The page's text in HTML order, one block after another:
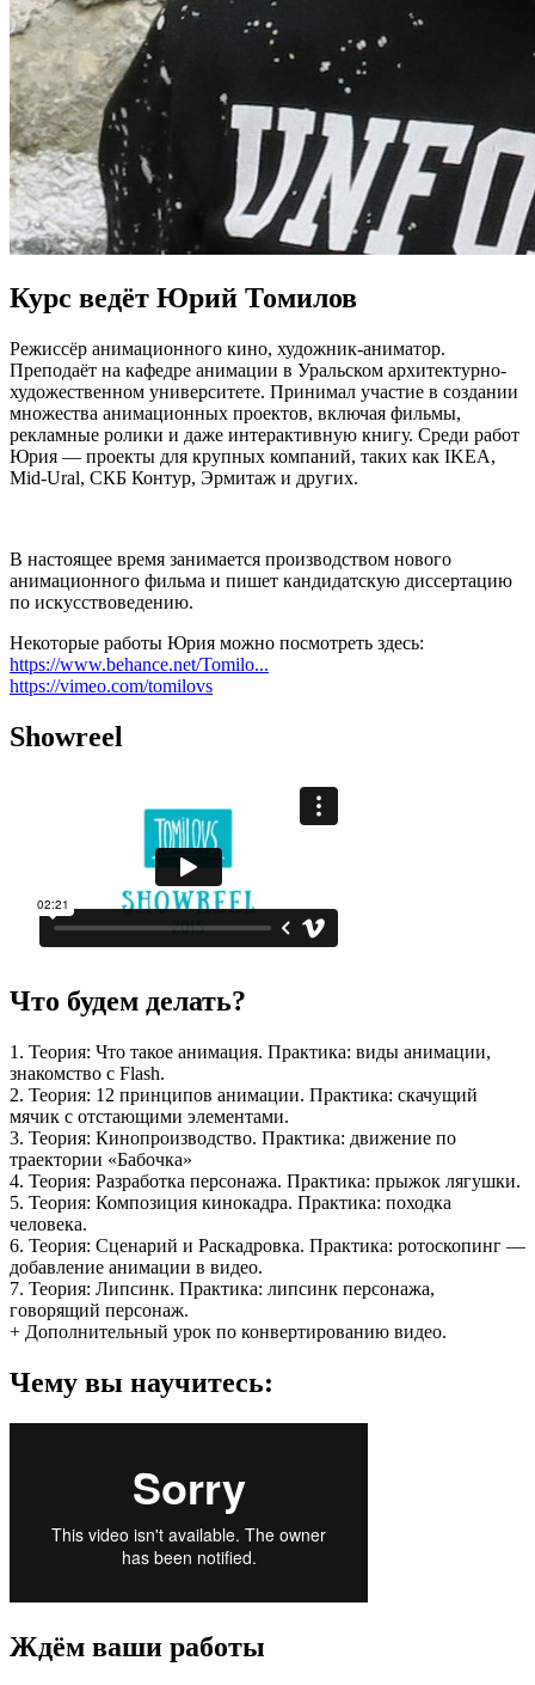
Курс ведёт Юрий Томилов
Режиссёр анимационного кино, художник-аниматор.
Преподаёт на кафедре анимации в Уральском архитектурно-
художественном университете. Принимал участие в создании
множества анимационных проектов, включая фильмы,
рекламные ролики и даже интерактивную книгу. Среди работ
Юрия — проекты для крупных компаний, таких как IKEA,
Mid-Ural, СКБ Контур, Эрмитаж и других.
В настоящее время занимается производством нового
анимационного фильма и пишет кандидатскую диссертацию
по искусствоведению.
Некоторые работы Юрия можно посмотреть здесь:
https://www.behance.net/Tomilo...
https://vimeo.com/tomilovs
Showreel
Что будем делать?
1. Теория: Что такое анимация. Практика: виды анимации,
знакомство с Flash.
2. Теория: 12 принципов анимации. Практика: скачущий
мячик с отстающими элементами.
3. Теория: Кинопроизводство. Практика: движение по
траектории «Бабочка»
4. Теория: Разработка персонажа. Практика: прыжок лягушки.
5. Теория: Композиция кинокадра. Практика: походка
человека.
6. Теория: Сценарий и Раскадровка. Практика: ротоскопинг —
добавление анимации в видео.
7. Теория: Липсинк. Практика: липсинк персонажа,
говорящий персонаж.
+ Дополнительный урок по конвертированию видео.
Чему вы научитесь:
Ждём ваши работы